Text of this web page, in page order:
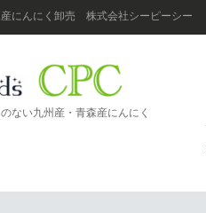
にんにく卸売 株式会社シーピーシー
ない九州産・青森産にんにく